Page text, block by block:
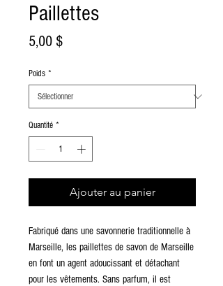
Paillettes
5,00 $Prix
Poids *
Quantité *
Ajouter au panier
Fabriqué dans une savonnerie traditionnelle à
Marseille, les paillettes de savon de Marseille
en font un agent adoucissant et détachant
pour les vêtements. Sans parfum, il est